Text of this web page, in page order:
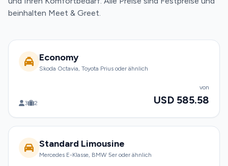
beinhalten Meet & Greet.
Economy
Skoda Octavia, Toyota Prius oder ähnlich
3 2
von
USD 585.58
Standard Limousine
Mercedes E-Klasse, BMW 5er oder ähnlich